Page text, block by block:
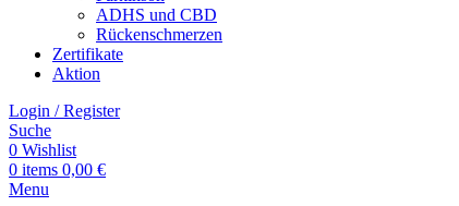
ADHS und CBD
Rückenschmerzen
Zertifikate
Aktion
Login / Register
Suche
0 Wishlist
0 items 0,00 €
Menu